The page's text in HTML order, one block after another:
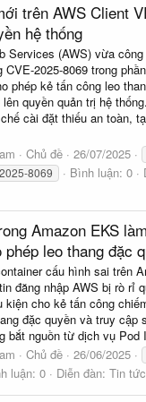
trên AWS Client
hệ thống
Services (AWS) vừa
CVE-2025-8069 trong
phép kẻ tấn công leo
quyền quản trị hệ
cài đặt thiếu an toàn,
Chủ đề 26/07/2025
8069 Bình luận: 0
Amazon EKS
phép leo thang đặc
cấu hình sai trên
đăng nhập AWS bị rò rỉ
kiện cho kẻ tấn công
đặc quyền và truy cập
bắt nguồn từ dịch vụ Pod
Chủ đề 26/06/2025
luận: 0 Diễn đàn: Tin